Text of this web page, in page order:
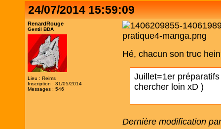
24/07/2014 15:59:09
RenardRouge
Gentil BDA
Lieu : Reims
Inscription : 31/05/2014
Messages : 546
Hé, chacun son truc
Juillet=1er
chercher loin xD )
Dernière modification